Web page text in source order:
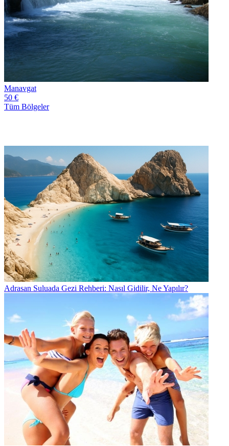
Manavgat
50 €
Tüm Bölgeler
Adrasan Suluada Gezi Rehberi: Nasıl Gidilir, Ne Yapılır?